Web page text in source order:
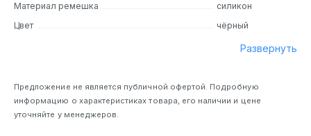
комфорт при ношении.
автоматический мониторинг уровня кислорода в крови
(SpO2) и пульса. Вы всегда будете в курсе своего
физического состояния.
Материал ремешка
силикон
Цвет
чёрный
Развернуть
Предложение не является публичной офертой. Подробную
информацию о характеристиках товара, его наличии и цене
уточняйте у менеджеров.